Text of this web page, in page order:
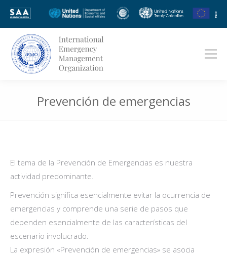
Prevención de emergencias
El tema de la Prevención de Emergencias es nuestra
actividad predominante.
Prevención significa esencialmente evitar la ocurrencia de
emergencias y comprende una serie de pasos que
dependen esencialmente de las características del
escenario involucrado.
La expresión «Prevención de emergencias» se asocia